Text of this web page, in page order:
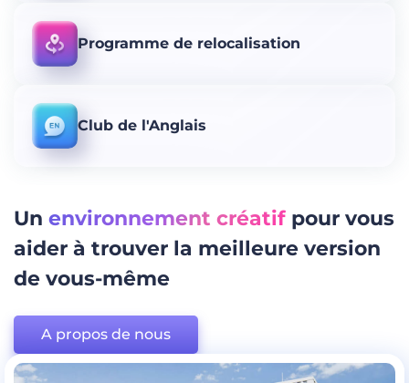
Programme de relocalisation
Club de l'Anglais
Un environnement créatif pour vous
aider à trouver la meilleure version
de vous-même
A propos de nous